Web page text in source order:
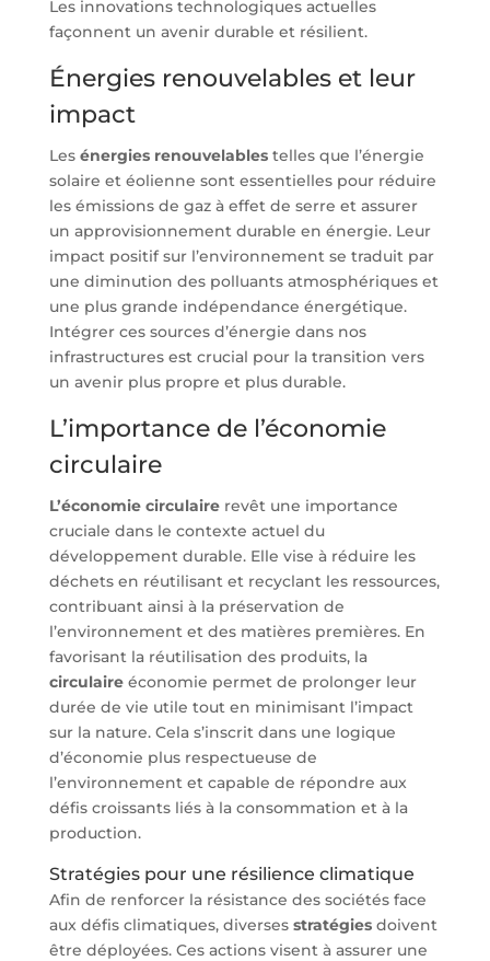
Les innovations technologiques actuelles
façonnent un avenir durable et résilient.
Énergies renouvelables et leur
impact
Les énergies renouvelablestelles que l’énergie
solaire et éolienne sont essentielles pour réduire
les émissions de gaz à effet de serre et assurer
un approvisionnement durable en énergie. Leur
impact positif sur l’environnement se traduit par
une diminution des polluants atmosphériques et
une plus grande indépendance énergétique.
Intégrer ces sources d’énergie dans nos
infrastructures est crucial pour la transition vers
un avenir plus propre et plus durable.
L’importance de l’économie
circulaire
L’économie circulairerevêt une importance
cruciale dans le contexte actuel du
développement durable. Elle vise à réduire les
déchets en réutilisant et recyclant les ressources,
contribuant ainsi à la préservation de
l’environnement et des matières premières. En
favorisant la réutilisation des produits, la
circulaireéconomie permet de prolonger leur
durée de vie utile tout en minimisant l’impact
sur la nature. Cela s’inscrit dans une logique
d’économie plus respectueuse de
l’environnement et capable de répondre aux
défis croissants liés à la consommation et à la
production.
Stratégies pour une résilience climatique
Afin de renforcer la résistance des sociétés face
aux défis climatiques, diverses stratégiesdoivent
être déployées. Ces actions visent à assurer une